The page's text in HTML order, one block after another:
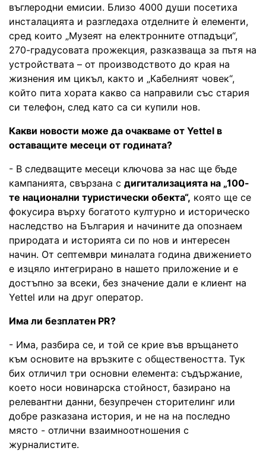
въглеродни емисии. Близо 4000 души посетиха
инсталацията и разгледаха отделните ѝ елементи,
сред които „Музеят на електронните отпадъци“,
270-градусовата прожекция, разказваща за пътя на
устройствата – от производството до края на
жизнения им цикъл, както и „Кабелният човек“,
който пита хората какво са направили със стария
си телефон, след като са си купили нов.
Какви новости може да очакваме от Yettel в
оставащите месеци от годината?
- В следващите месеци ключова за нас ще бъде
кампанията, свързана с дигитализацията на „100-
те национални туристически обекта“, която ще се
фокусира върху богатото културно и историческо
наследство на България и начините да опознаем
природата и историята си по нов и интересен
начин. От септември миналата година движението
е изцяло интегрирано в нашето приложение и е
достъпно за всеки, без значение дали е клиент на
Yettel или на друг оператор.
Има ли безплатен PR?
- Има, разбира се, и той се крие във връщането
към основите на връзките с обществеността. Тук
бих отличил три основни елемента: съдържание,
което носи новинарска стойност, базирано на
релевантни данни, безупречен сторителинг или
добре разказана история, и не на на последно
място - отлични взаимноотношения с
журналистите.